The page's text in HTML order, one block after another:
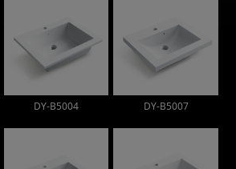
DY-B5004 DY-B5007